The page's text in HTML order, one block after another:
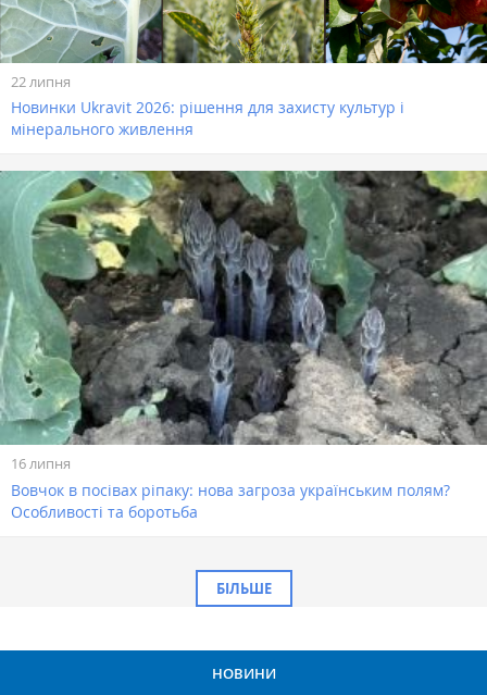
22 липня
Новинки Ukravit 2026: рішення для захисту культур і
мінерального живлення
16 липня
Вовчок в посівах ріпаку: нова загроза українським полям?
Особливості та боротьба
БІЛЬШЕ
НОВИНИ